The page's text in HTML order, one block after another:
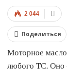
2 044
Поделиться
Моторное
любого ТС. Оно